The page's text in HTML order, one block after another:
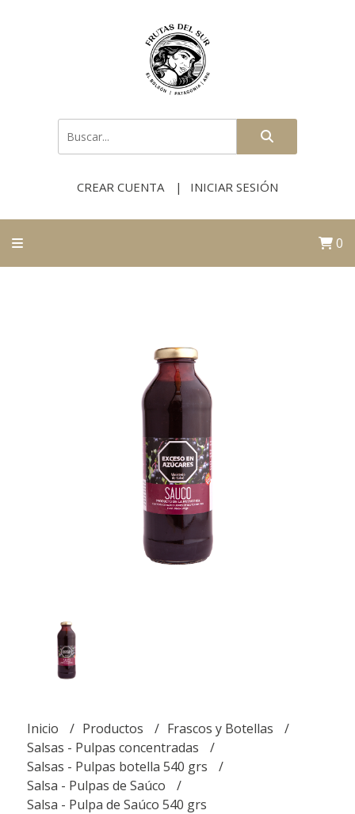
CREAR CUENTA INICIAR SESIÓN
0
Inicio Productos
Frascos y Botellas
Salsas - Pulpas concentradas
Salsas - Pulpas botella 540 grs
Salsa - Pulpas de Saúco
Salsa - Pulpa de Saúco 540 grs